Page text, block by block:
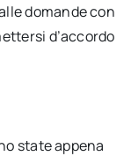
domande con
d’accordo
state appena